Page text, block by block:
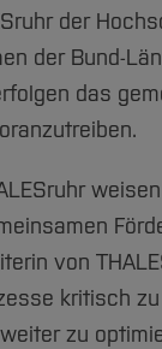
der
der Bund-
das
von
kritisch
zu